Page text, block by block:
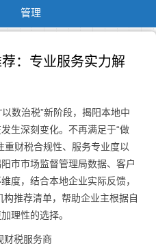
管理
：专业服务实力解
数治税”新阶段，揭阳本地中
生深刻变化。不再满足于“做
重财税合规性、服务专业度以
市市场监督管理局数据、客户
度，结合本地企业实际反馈，
推荐清单，帮助企业主根据自
理性的选择。
财税服务商